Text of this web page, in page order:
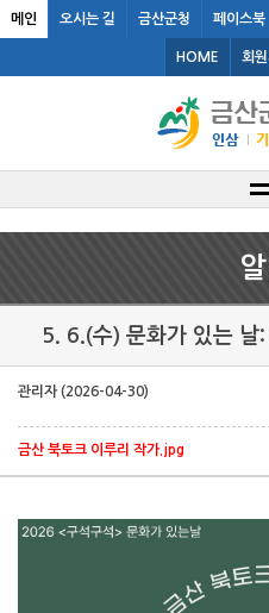
메인 오시는 길 금산군청 페이스북
HOME 회
5. 6.(수) 문화가 있는 날
관리자 (2026-04-30)
금산 북토크 이루리 작가.jpg